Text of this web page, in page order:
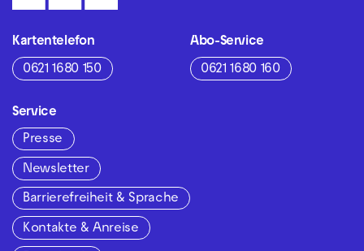
Kartentelefon
0621 1680 150
Abo-Service
0621 1680 160
Service
Presse
Newsletter
Barrierefreiheit & Sprache
Kontakte & Anreise